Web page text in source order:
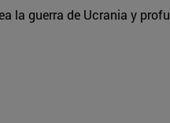
la guerra de Ucrania y